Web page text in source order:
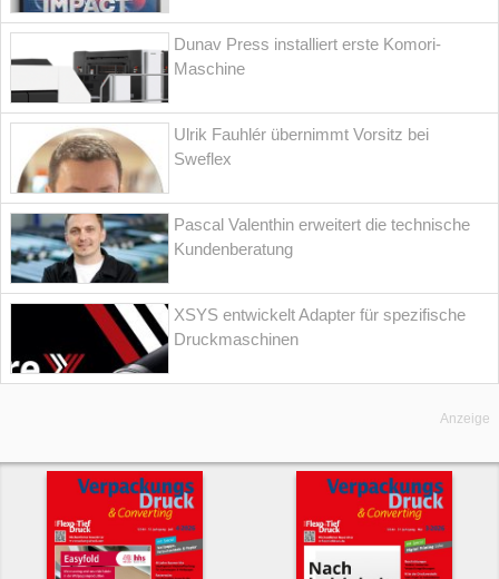
Dunav Press installiert erste Komori-
Maschine
Ulrik Fauhlér übernimmt Vorsitz bei
Sweflex
Pascal Valenthin erweitert die technische
Kundenberatung
XSYS entwickelt Adapter für spezifische
Druckmaschinen
Anzeige